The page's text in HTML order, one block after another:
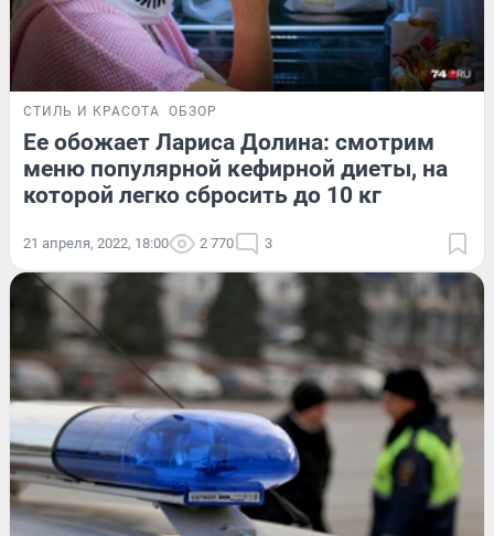
СТИЛЬ И КРАСОТА ОБЗОР
Ее обожает Лариса Долина: смотрим
меню популярной кефирной диеты, на
которой легко сбросить до 10 кг
21 апреля, 2022, 18:00 2 770 3